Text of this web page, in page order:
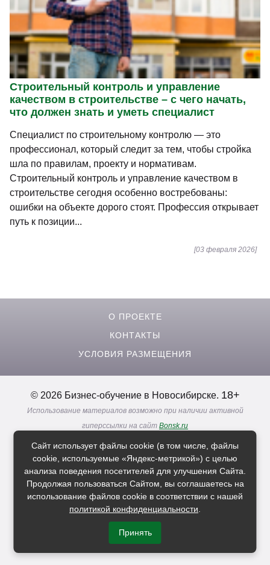
Строительный контроль и управление
качеством в строительстве – с чего начать,
что должен знать и уметь специалист
Специалист по строительному контролю — это
профессионал, который следит за тем, чтобы стройка
шла по правилам, проекту и нормативам.
Строительный контроль и управление качеством в
строительстве сегодня особенно востребованы:
ошибки на объекте дорого стоят. Профессия открывает
путь к позиции...
[03 февраля 2026]
О ПРОЕКТЕ
КОНТАКТЫ
УСЛОВИЯ РАЗМЕЩЕНИЯ
© 2026 Бизнес-обучение в Новосибирске. 18+
Использование материалов возможно при наличии активной
гиперссылки на сайт Bonsk.ru
Реклама. Информация о рекламодателях по ссылкам
Политика в отношении обработки персональных данных
Расскажи друзьям о нас
Сайт использует файлы cookie (в том числе, файлы
cookie, используемые «Яндекс-метрикой») с целью
анализа поведения посетителей для улучшения Сайта.
Продолжая пользоваться Сайтом, вы соглашаетесь на
использование файлов cookie в соответствии с нашей
политикой конфиденциальности
Принять